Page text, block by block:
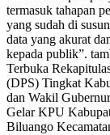
termasuk tahapan
yang sudah di
data yang akurat
kepada publik”.
Terbuka
(DPS) Tingkat
dan Wakil
Gelar KPU
Biluango